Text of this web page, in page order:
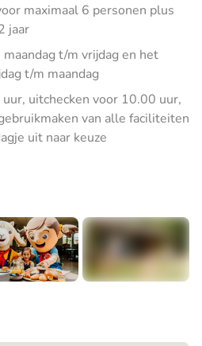
maximaal 6 personen plus
jaar
t/m vrijdag en het
t/m maandag
uitchecken voor 10.00 uur,
van alle faciliteiten
uit naar keuze